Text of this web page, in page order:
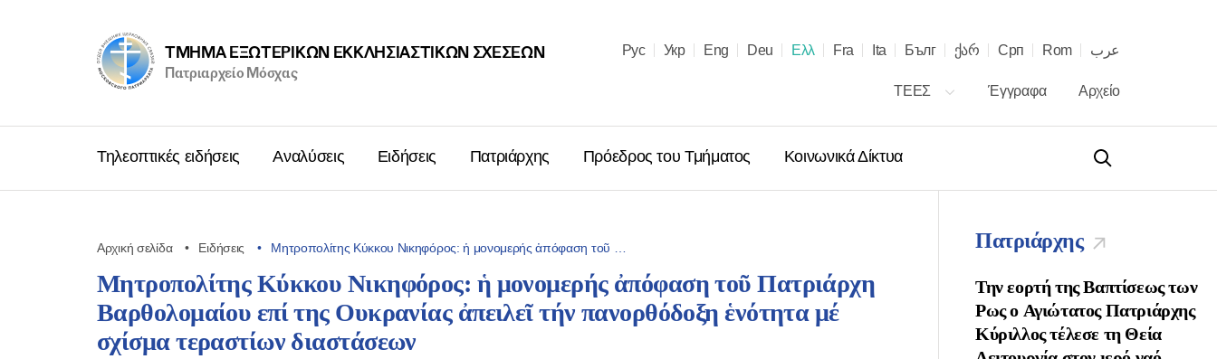
ΤΜΉΜΑ ΕΞΩΤΕΡΙΚΩΝ ΕΚΚΛΗΣΙΑΣΤΙΚΩΝ ΣΧΈΣΕΩΝ
Πατριαρχείο Μόσχας
Рус Укр Eng Deu Ελλ Fra Ita Бълг ქარ Срп Rom عرب
ΤΕΕΣ Έγγραφα Αρχείο
Τηλεοπτικές ειδήσεις Αναλύσεις Ειδήσεις Πατριάρχης Πρόεδρος του Τμήματος Κοινωνικά Δίκτυα
Αρχική σελίδα Ειδήσεις Μητροπολίτης Κύκκου Νικηφόρος: ἡ μονομερής ἀπόφαση τοῦ …
Μητροπολίτης Κύκκου Νικηφόρος: ἡ μονομερής ἀπόφαση τοῦ Πατριάρχη
Βαρθολομαίου επί της Ουκρανίας ἀπειλεῖ τήν πανορθόδοξη ἑνότητα μέ
σχίσμα τεραστίων διαστάσεων
Πατριάρχης
Μήνυμα ἐπὶ τῇ ἑορτῇ τῶν
Χριστουγέννων τοῦ Πατριάρχου
Την εορτή της Βαπτίσεως των
Ρως ο Αγιώτατος Πατριάρχης
Κύριλλος τέλεσε τη Θεία